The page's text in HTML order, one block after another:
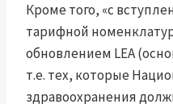
Кроме того, «с
тарифной
обновлением LEA
т.е. тех, которые
здравоохранения